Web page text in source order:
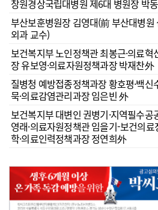
창원경상국립대병원 제6대 병원장 박
부산보훈병원장 김영대(前 부산대병원
외과 교수)
보건복지부 노인정책관 최봉근·의료혁
장 유보영·의료자원정책과장 박재찬外
질병청 예방접종정책과장 황호평·백신
묵·의료감염관리과장 임은빈 外
보건복지부 대변인 권병기·지역필수공
영래·의료자원정책관 임을기-보건의료
학·의료인력정책과장 정연희外